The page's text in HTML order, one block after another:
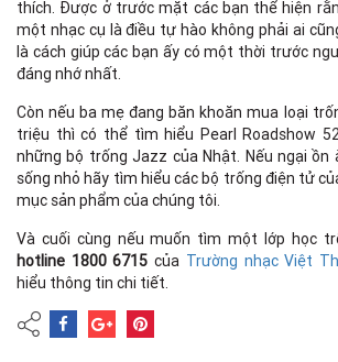
thích. Được ở trước mặt các bạn thể hiện
một nhạc cụ là điều tự hào không phải ai
là cách giúp các bạn ấy có một thời trước
đáng nhớ nhất.
Còn nếu ba mẹ đang băn khoăn mua loại
triệu thì có thể tìm hiểu Pearl Roadshow
những bộ trống Jazz của Nhật. Nếu ngại ồn
sống nhỏ hãy tìm hiểu các bộ trống điện tử
mục sản phẩm của chúng tôi.
Và cuối cùng nếu muốn tìm một lớp học
hotline 1800 6715 của Trường nhạc Việt
hiểu thông tin chi tiết.